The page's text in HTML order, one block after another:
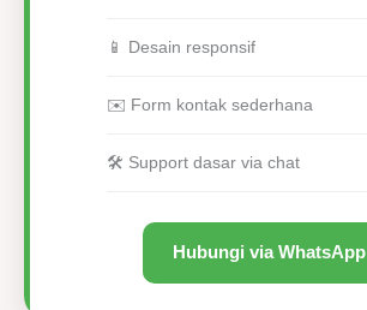
📱 Desain responsif
✉️ Form kontak sederhana
🛠 Support dasar via chat
Hubungi via WhatsApp